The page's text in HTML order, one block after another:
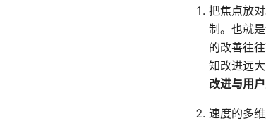
把焦点放
制。也就
的改善往
知改进远
改进与用
速度的多